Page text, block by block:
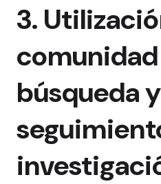
3.
búsqueda